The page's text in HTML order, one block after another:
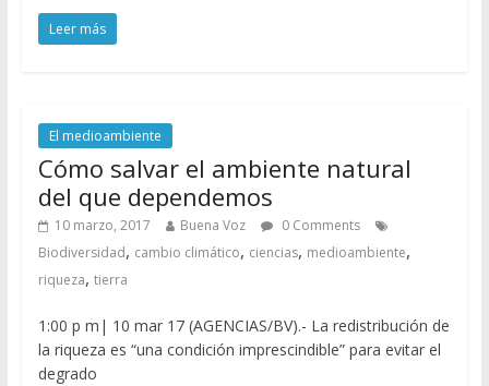
Leer más
El medioambiente
Cómo salvar el ambiente natural
del que dependemos
10 marzo, 2017 Buena Voz
0 Comments
Biodiversidad, cambio climático, ciencias, medioambiente,
riqueza, tierra
1:00 p m| 10 mar 17 (AGENCIAS/BV).- La redistribución de
la riqueza es “una condición imprescindible” para evitar el
degrado